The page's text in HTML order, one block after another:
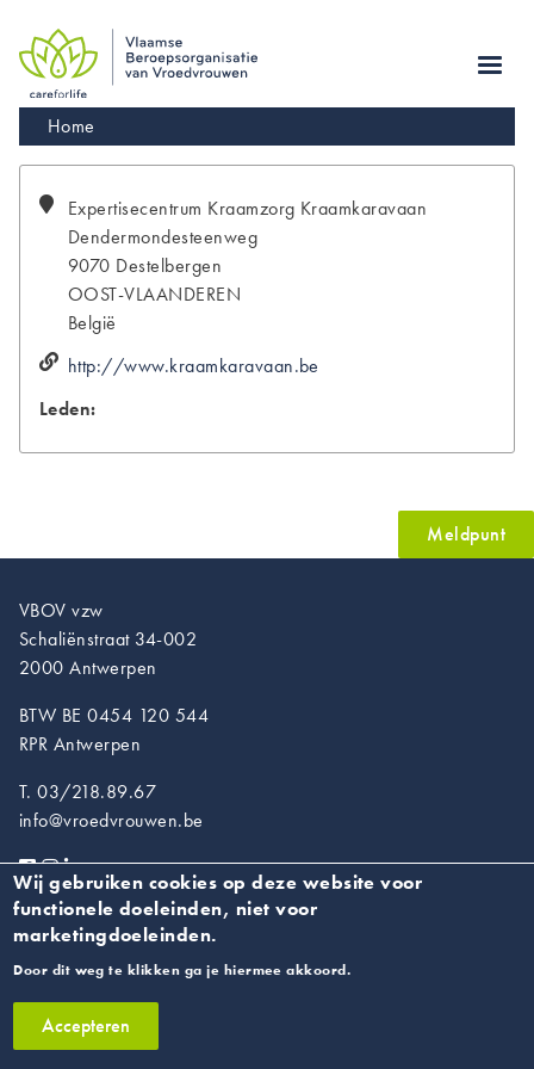
main
navigation
Kruimelpad
Home
Expertisecentrum Kraamzorg Kraamkaravaan
Dendermondesteenweg
9070 Destelbergen
OOST-VLAANDEREN
België
http://www.kraamkaravaan.be
Leden:
Meldpunt
VBOV vzw
Schaliënstraat 34-002
2000 Antwerpen
BTW BE 0454 120 544
RPR Antwerpen
T. 03/218.89.67
info@vroedvrouwen.be
Privacyverklaring
Wij gebruiken cookies op deze website voor
functionele doeleinden, niet voor
marketingdoeleinden.
Door dit weg te klikken ga je hiermee akkoord.
Accepteren